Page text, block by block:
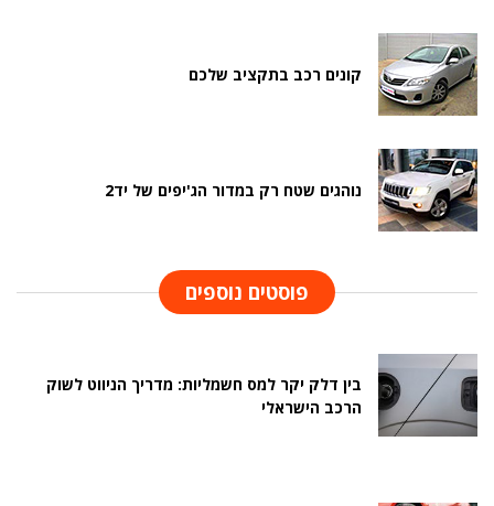
קונים רכב בתקציב שלכם
נוהגים שטח רק במדור הג'יפים של יד2
פוסטים נוספים
בין דלק יקר למס חשמליות: מדריך הניווט לשוק
הרכב הישראלי